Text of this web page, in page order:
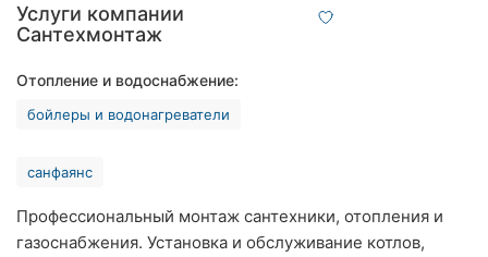
города:
Ровно
Услуги компании
Сантехмонтаж
Отопление и водоснабжение:
бойлеры и водонагреватели
санфаянс
Профессиональный монтаж сантехники, отопления и
газоснабжения. Установка и обслуживание котлов,